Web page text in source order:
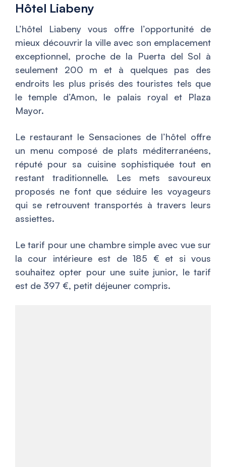
Hôtel Liabeny
L’hôtel Liabeny vous offre l’opportunité de
mieux découvrir la ville avec son emplacement
exceptionnel, proche de la Puerta del Sol à
seulement 200 m et à quelques pas des
endroits les plus prisés des touristes tels que
le temple d’Amon, le palais royal et Plaza
Mayor.
Le restaurant le Sensaciones de l’hôtel offre
un menu composé de plats méditerranéens,
réputé pour sa cuisine sophistiquée tout en
restant traditionnelle. Les mets savoureux
proposés ne font que séduire les voyageurs
qui se retrouvent transportés à travers leurs
assiettes.
Le tarif pour une chambre simple avec vue sur
la cour intérieure est de 185 € et si vous
souhaitez opter pour une suite junior, le tarif
est de 397 €, petit déjeuner compris.